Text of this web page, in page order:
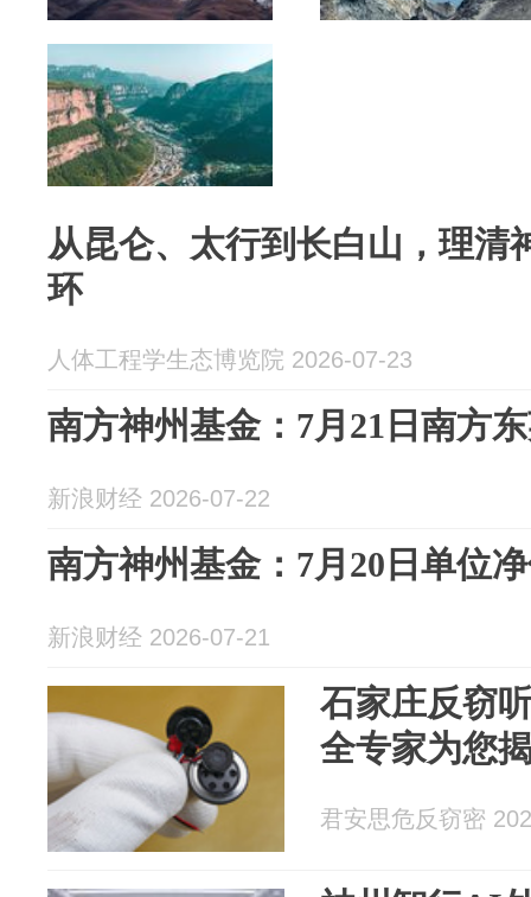
从昆仑、太行到长白山，理清
环
人体工程学生态博览院 2026-07-23
南方神州基金：7月21日南方
新浪财经 2026-07-22
南方神州基金：7月20日单位
新浪财经 2026-07-21
石家庄反窃
全专家为您
君安思危反窃密